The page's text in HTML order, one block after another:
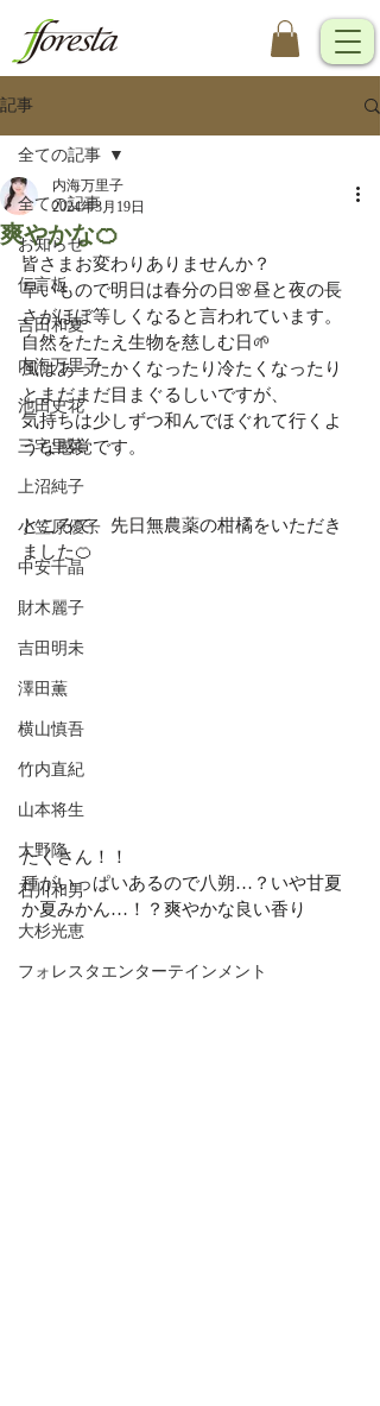
記事
全ての記事
お知らせ
伝言板
吉田和夏
内海万里子
池田史花
三宅里菜
上沼純子
小笠原優子
中安千晶
財木麗子
吉田明未
澤田薫
横山慎吾
竹内直紀
山本将生
大野隆
石川和男
大杉光恵
フォレスタエンターテインメント
全ての記事
爽やかな🍊
内海万里子
2024年3月19日
皆さまお変わりありませんか？
早いもので明日は春分の日🌸昼と夜の長
さがほぼ等しくなると言われています。
自然をたたえ生物を慈しむ日🌱
風はあったかくなったり冷たくなったり
とまだまだ目まぐるしいですが、
気持ちは少しずつ和んでほぐれて行くよ
うな感覚です。
ところで、先日無農薬の柑橘をいただき
ました🍊
たくさん！！
種がいっぱいあるので八朔…？いや甘夏
か夏みかん…！？爽やかな良い香り